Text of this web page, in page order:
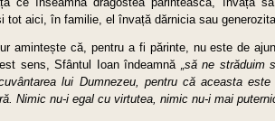
tot aici, în familie, el învață dărnicia sau
amintește că, pentru a fi părinte, nu este de
sens, Sfântul Ioan îndeamnă „să ne străduim
lui Dumnezeu, pentru că aceasta
Nimic nu-i egal cu virtutea, nimic nu-i mai